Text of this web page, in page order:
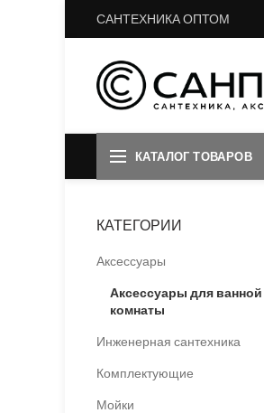
САНТЕХНИКА ОПТОМ
КАТАЛОГ ТОВАРОВ
КАТЕГОРИИ
Аксессуары
Аксессуары для ванной
комнаты
Инженерная сантехника
Комплектующие
Мойки